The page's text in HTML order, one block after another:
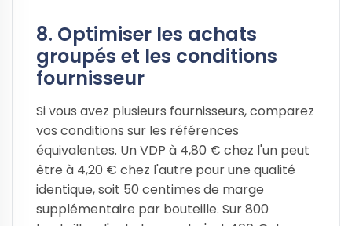
8. Optimiser les achats
groupés et les conditions
fournisseur
Si vous avez plusieurs fournisseurs, comparez
vos conditions sur les références
équivalentes. Un VDP à 4,80 € chez l'un peut
être à 4,20 € chez l'autre pour une qualité
identique, soit 50 centimes de marge
supplémentaire par bouteille. Sur 800